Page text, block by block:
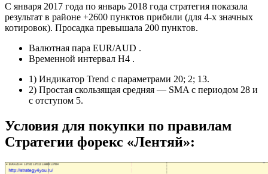
С января 2017 года по январь 2018 года стратегия показала
результат в районе +2600 пунктов прибили (для 4-х значных
котировок). Просадка превышала 200 пунктов.
Валютная пара EUR/AUD .
Временной интервал Н4 .
1) Индикатор Trend с параметрами 20; 2; 13.
2) Простая скользящая средняя — SMA с периодом 28 и
с отступом 5.
Условия для покупки по правилам
Стратегии форекс «Лентяй»: